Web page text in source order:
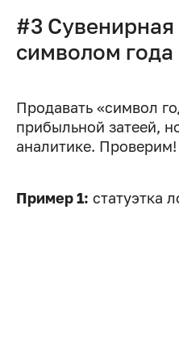
#3
символом года
Продавать «символ
прибыльной затеей,
аналитике. Проверим!
Пример 1: статуэтка